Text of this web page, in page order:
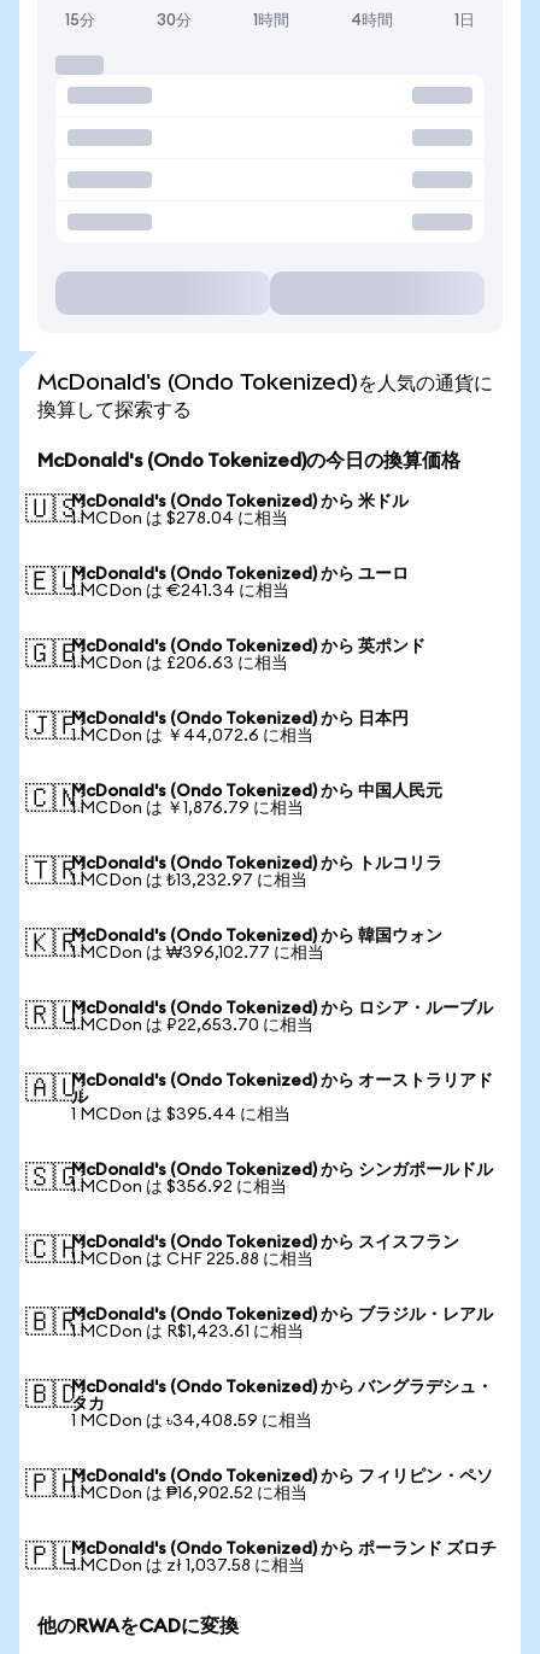
15分 30分 1時間 4時間 1日
McDonald's (Ondo Tokenized)を人気の通貨に
換算して探索する
McDonald's (Ondo Tokenized)の今日の換算価格
🇺🇸McDonald's (Ondo Tokenized) から 米ドル
1 MCDon は $278.04 に相当
🇪🇺McDonald's (Ondo Tokenized) から ユーロ
1 MCDon は €241.34 に相当
🇬🇧McDonald's (Ondo Tokenized) から 英ポンド
1 MCDon は £206.63 に相当
🇯🇵McDonald's (Ondo Tokenized) から 日本円
1 MCDon は ￥44,072.6 に相当
🇨🇳McDonald's (Ondo Tokenized) から 中国人民元
1 MCDon は ￥1,876.79 に相当
🇹🇷McDonald's (Ondo Tokenized) から トルコリラ
1 MCDon は ₺13,232.97 に相当
🇰🇷McDonald's (Ondo Tokenized) から 韓国ウォン
1 MCDon は ₩396,102.77 に相当
🇷🇺McDonald's (Ondo Tokenized) から ロシア・ルーブル
1 MCDon は ₽22,653.70 に相当
🇦🇺McDonald's (Ondo Tokenized) から オーストラリアド
ル
1 MCDon は $395.44 に相当
🇸🇬McDonald's (Ondo Tokenized) から シンガポールドル
1 MCDon は $356.92 に相当
🇨🇭McDonald's (Ondo Tokenized) から スイスフラン
1 MCDon は CHF 225.88 に相当
🇧🇷McDonald's (Ondo Tokenized) から ブラジル・レアル
1 MCDon は R$1,423.61 に相当
🇧🇩McDonald's (Ondo Tokenized) から バングラデシュ・
タカ
1 MCDon は ৳34,408.59 に相当
🇵🇭McDonald's (Ondo Tokenized) から フィリピン・ペソ
1 MCDon は ₱16,902.52 に相当
🇵🇱McDonald's (Ondo Tokenized) から ポーランド ズロチ
1 MCDon は zł 1,037.58 に相当
他のRWAをCADに変換